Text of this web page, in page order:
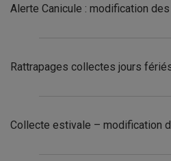
Alerte Canicule : modification
Rattrapages collectes jours
Collecte estivale – modification